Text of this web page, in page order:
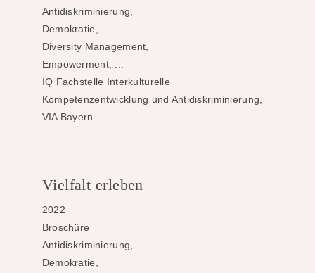
Antidiskriminierung,
Demokratie,
Diversity Management,
Empowerment, ...
IQ Fachstelle Interkulturelle
Kompetenzentwicklung und Antidiskriminierung,
VIA Bayern
Vielfalt erleben
2022
Broschüre
Antidiskriminierung,
Demokratie,